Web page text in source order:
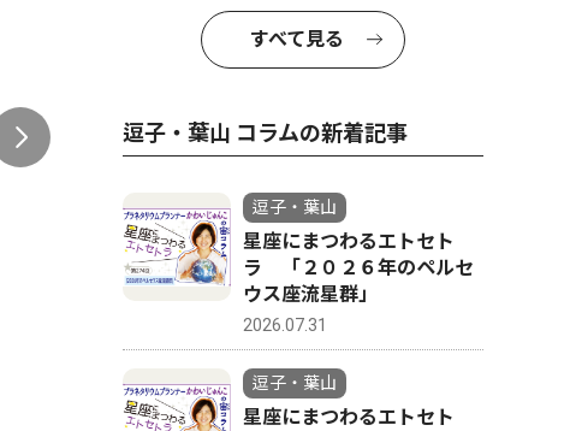
すべて見る
逗子・葉山 コラムの新着記事
逗子・葉山
星座にまつわるエトセト
ラ 「２０２６年のペルセ
ウス座流星群」
2026.07.31
逗子・葉山
星座にまつわるエトセト